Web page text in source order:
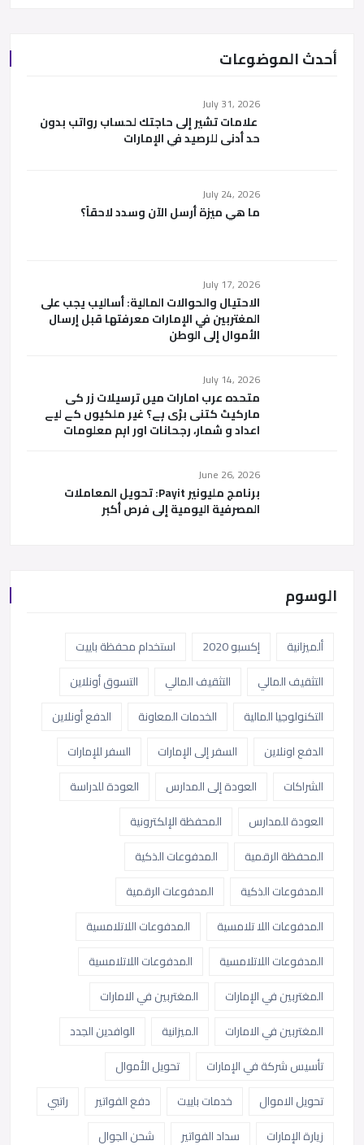
أحدث الموضوعات
July 31, 2026
علامات تشير إلى حاجتك لحساب رواتب بدون
حد أدنى للرصيد في الإمارات
July 24, 2026
ما هي ميزة أرسل الآن وسدد لاحقاً؟
July 17, 2026
الاحتيال والحوالات المالية: أساليب يجب على
المغتربين في الإمارات معرفتها قبل إرسال
الأموال إلى الوطن
July 14, 2026
متحدہ عرب امارات میں ترسیلات زر کی
مارکیٹ کتنی بڑی ہے؟ غیر ملکیوں کے لیے
اعداد و شمار، رجحانات اور اہم معلومات
June 26, 2026
برنامج مليونير Payit: تحويل المعاملات
المصرفية اليومية إلى فرص أكبر
الوسوم
ألميزانية إكسبو 2020
استخدام محفظة باييت
التثقيف المالي
التثقيف المالي
التسوق أونلاين
التكنولوجيا المالية
الخدمات المعاونة
الدفع أونلاين
الدفع اونلاين
السفر إلى الإمارات
السفر للإمارات
الشراكات
العودة إلى المدارس
العودة للدراسة
العودة للمدارس
المحفظة الإلكترونية
المحفظة الرقمية
المدفوعات الذكية
المدفوعات الذكية
المدفوعات الرقمية
المدفوعات اللا تلامسية
المدفوعات اللاتلامسية
المدفوعات اللاتلامسية
المدفوعات اللاتلامسية
المغتربين في الإمارات
المغتربين في الامارات
المغتربين في الامارات
الميزانية
الوافدين الجدد
تأسيس شركة في الإمارات
تحويل الأموال
تحويل الاموال
خدمات باييت دفع الفواتير
راتبي
زيارة الإمارات
سداد الفواتير
شحن الجوال